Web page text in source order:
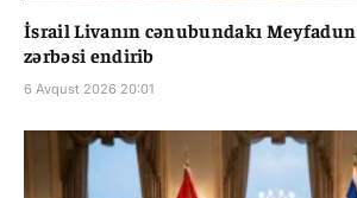
İsrail Livanın cənubundakı Meyfadun
zərbəsi endirib
6 Avqust 2026 20:01